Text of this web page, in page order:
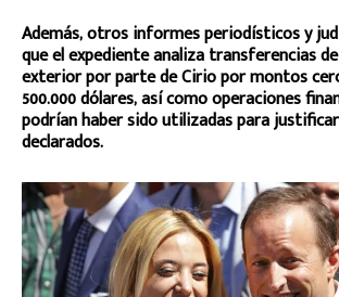
Además, otros informes periodísticos y
que el expediente analiza transferencias
exterior por parte de Cirio por montos
500.000 dólares, así como operaciones
podrían haber sido utilizadas para
declarados.